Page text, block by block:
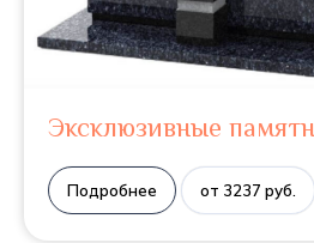
Эксклюзивные
Подробнее от 3237 руб.